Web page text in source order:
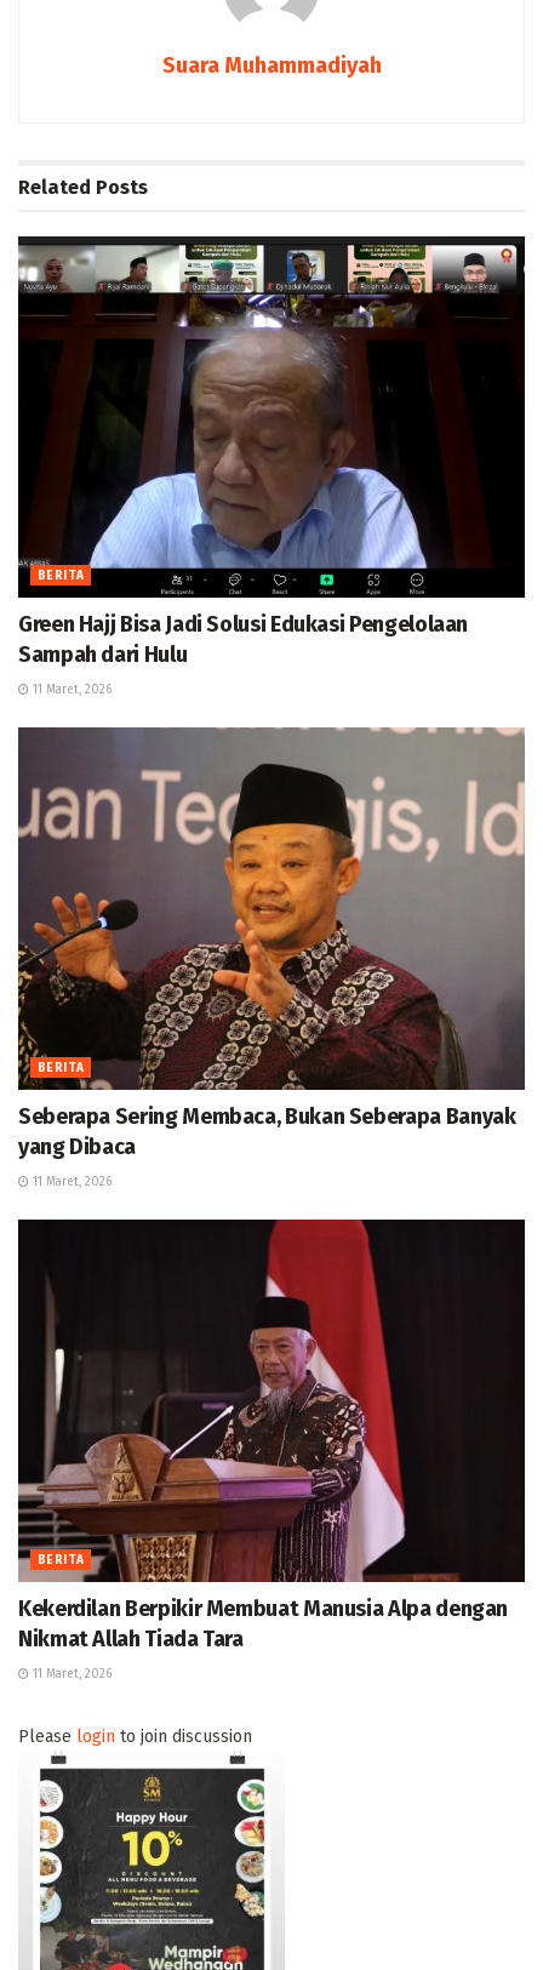
Suara Muhammadiyah
Related Posts
BERITA
Green Hajj Bisa Jadi Solusi Edukasi Pengelolaan
Sampah dari Hulu
11 Maret, 2026
BERITA
Seberapa Sering Membaca, Bukan Seberapa Banyak
yang Dibaca
11 Maret, 2026
BERITA
Kekerdilan Berpikir Membuat Manusia Alpa dengan
Nikmat Allah Tiada Tara
11 Maret, 2026
Please login to join discussion